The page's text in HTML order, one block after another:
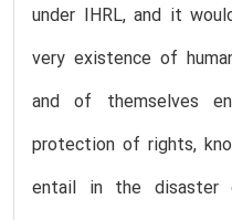
under IHRL, and it
very existence of
and of themselves
protection of rights,
entail in the disaster